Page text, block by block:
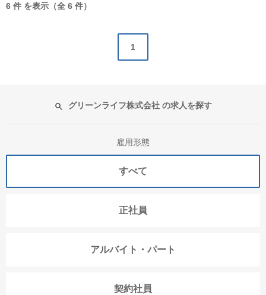
6 件 を表示（全 6 件）
1
グリーンライフ株式会社 の求人を探す
雇用形態
すべて
正社員
アルバイト・パート
契約社員